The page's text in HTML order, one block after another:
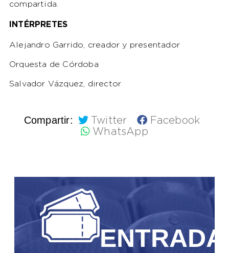
compartida.
INTÉRPRETES
Alejandro Garrido, creador y presentador
Orquesta de Córdoba
Salvador Vázquez, director
Compartir: Twitter
Facebook
WhatsApp